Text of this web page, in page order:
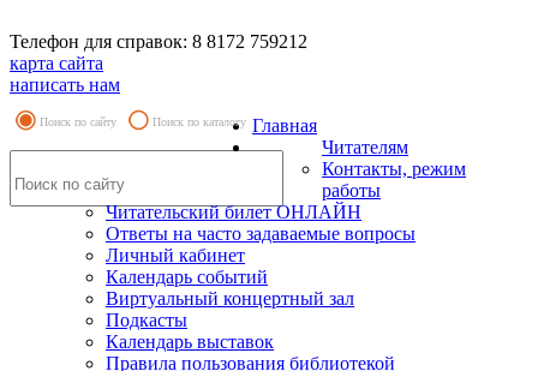
Телефон для справок: 8 8172 759212
карта сайта
написать нам
Поиск по сайту Поиск по каталогу Главная
Читателям
Контакты, режим
работы
Читательский билет ОНЛАЙН
Ответы на часто задаваемые вопросы
Личный кабинет
Календарь событий
Виртуальный концертный зал
Подкасты
Календарь выставок
Правила пользования библиотекой